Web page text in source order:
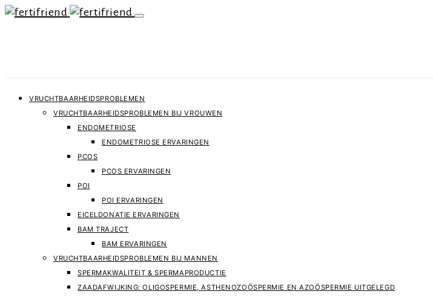
VRUCHTBAARHEIDSPROBLEMEN
VRUCHTBAARHEIDSPROBLEMEN BIJ VROUWEN
ENDOMETRIOSE
ENDOMETRIOSE ERVARINGEN
PCOS
PCOS ERVARINGEN
POI
POI ERVARINGEN
EICELDONATIE ERVARINGEN
BAM TRAJECT
BAM ERVARINGEN
VRUCHTBAARHEIDSPROBLEMEN BIJ MANNEN
SPERMAKWALITEIT & SPERMAPRODUCTIE
ZAADAFWIJKING: OLIGOSPERMIE, ASTHENOZOÖSPERMIE EN AZOÖSPERMIE UITGELEGD